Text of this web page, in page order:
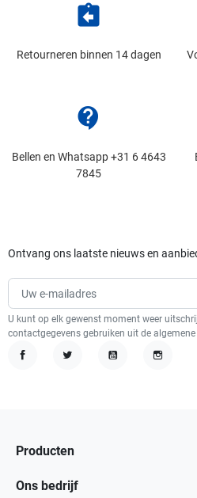
assignment_return
Retourneren binnen 14 dagen
contact_support
Bellen en Whatsapp +31 6 4643
7845
Ontvang ons laatste nieuws en
U kunt op elk gewenst moment weer
contactgegevens gebruiken uit de
Producten
Ons bedrijf